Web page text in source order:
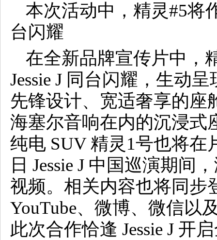
本次活动中，精灵#5将
台闪耀
在全新品牌宣传片中，
Jessie J 同台闪耀，生动
先锋设计、宽适奢享的座
海塞尔音响在内的沉浸式
纯电 SUV 精灵1号也将在
日 Jessie J 中国巡演期间
视频。相关内容也将同步
YouTube、微博、微信以
此次合作恰逢 Jessie J 开